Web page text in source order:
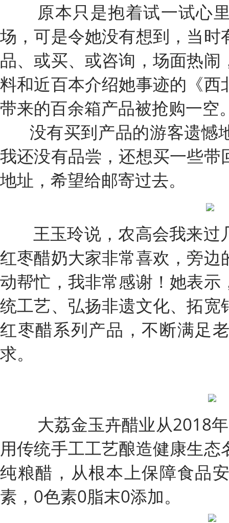
原本只是抱着试一试心里
场，可是令她没有想到，当
品、或买、或咨询，场面热
料和近百本介绍她事迹的《
带来的百余箱产品被抢购一空
没有买到产品的游客遗憾
我还没有品尝，还想买一些
地址，希望给邮寄过去。
王玉玲说，农高会我来过
红枣醋奶大家非常喜欢，旁
动帮忙，我非常感谢！她表
统工艺、弘扬非遗文化、拓
红枣醋系列产品，不断满足
求。
大荔金玉卉醋业从2018年
用传统手工工艺酿造健康生
纯粮醋，从根本上保障食品
素，0色素0脂末0添加。